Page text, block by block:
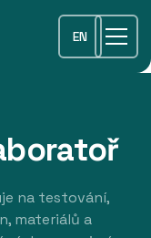
EN
na testování,
materiálů a